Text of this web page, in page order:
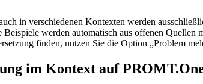
in verschiedenen Kontexten werden
Beispiele werden automatisch aus offenen
finden, nutzen Sie die Option „Problem
im Kontext auf